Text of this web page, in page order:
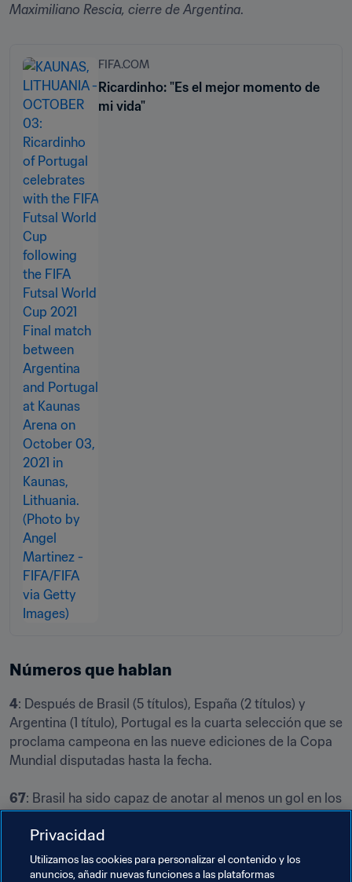
Maximiliano Rescia, cierre de Argentina.
FIFA.COM
Ricardinho: "Es el mejor momento de
mi vida"
Números que hablan
4: Después de Brasil (5 títulos), España (2 títulos) y
Argentina (1 título), Portugal es la cuarta selección que se
proclama campeona en las nueve ediciones de la Copa
Mundial disputadas hasta la fecha.
67: Brasil ha sido capaz de anotar al menos un gol en los
67 partidos mundialistas que ha jugado. Con los cuatro
tantos de hoy, Brasil suma ya 428 dianas en el certamen.
Ninguna selección ha marcado más goles ni ha
registrado más goles por partido (6,38).
Privacidad
Utilizamos las cookies para personalizar el contenido y los
anuncios, añadir nuevas funciones a las plataformas